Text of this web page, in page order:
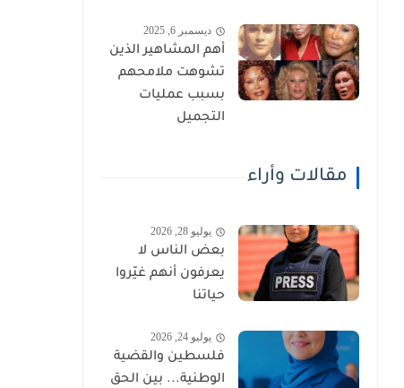
ديسمبر 6, 2025
أهم المشاهير الذين
تشوهت ملامحهم
بسبب عمليات
التجميل
مقالات وأراء
يوليو 28, 2026
بعض الناس لا
يعرفون أنهم غيّروا
حياتنا
يوليو 24, 2026
فلسطين والقضية
الوطنية... بين الحق